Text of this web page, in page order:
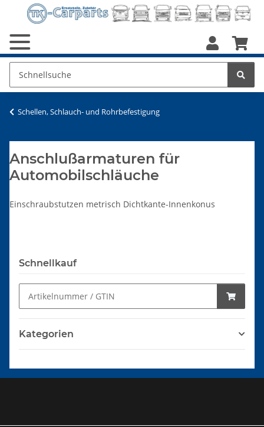
Schellen, Schlauch- und Rohrbefestigung
Anschlußarmaturen für
Automobilschläuche
Einschraubstutzen metrisch Dichtkante-Innenkonus
Schnellkauf
Kategorien